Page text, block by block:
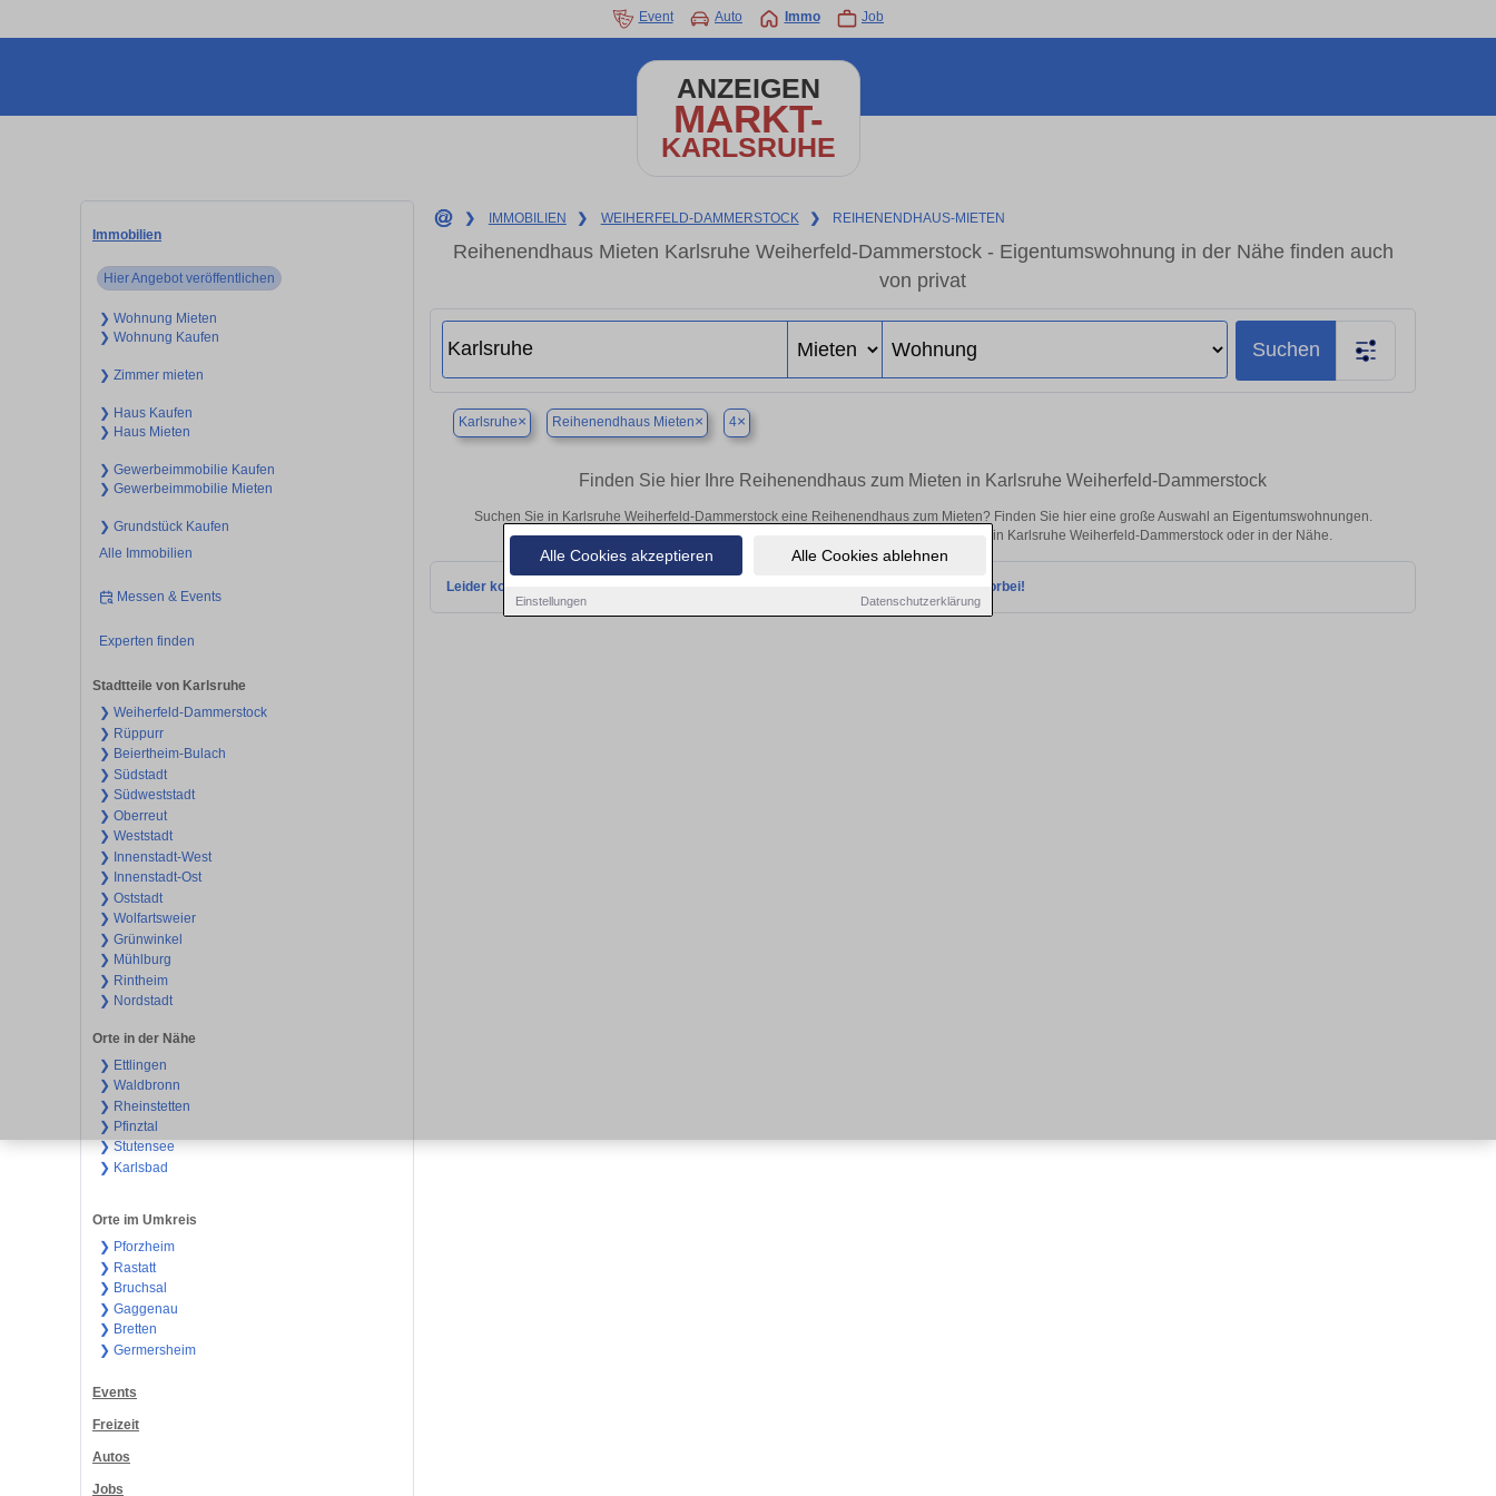
Alle Cookies akzeptieren Alle Cookies ablehnen
Einstellungen Datenschutzerklärung
Event Auto Immo Job
ANZEIGEN
MARKT-
KARLSRUHE
Immobilien
Hier Angebot veröffentlichen
❯ Wohnung Mieten
❯ Wohnung Kaufen
❯ Zimmer mieten
❯ Haus Kaufen
❯ Haus Mieten
❯ Gewerbeimmobilie Kaufen
❯ Gewerbeimmobilie Mieten
❯ Grundstück Kaufen
Alle Immobilien
Messen & Events
Experten finden
Stadtteile von Karlsruhe
❯ Weiherfeld-Dammerstock
❯ Rüppurr
❯ Beiertheim-Bulach
❯ Südstadt
❯ Südweststadt
❯ Oberreut
❯ Weststadt
❯ Innenstadt-West
❯ Innenstadt-Ost
❯ Oststadt
❯ Wolfartsweier
❯ Grünwinkel
❯ Mühlburg
❯ Rintheim
❯ Nordstadt
Orte in der Nähe
❯ Ettlingen
❯ Waldbronn
❯ Rheinstetten
❯ Pfinztal
❯ Stutensee
❯ Karlsbad
Orte im Umkreis
❯ Pforzheim
❯ Rastatt
❯ Bruchsal
❯ Gaggenau
❯ Bretten
❯ Germersheim
Events
Freizeit
Autos
Jobs
❯ IMMOBILIEN ❯ WEIHERFELD-DAMMERSTOCK ❯ REIHENENDHAUS-MIETEN
Reihenendhaus Mieten Karlsruhe Weiherfeld-Dammerstock - Eigentumswohnung in der Nähe finden auch
von privat
Suchen
Karlsruhe× Reihenendhaus Mieten× 4×
Finden Sie hier Ihre Reihenendhaus zum Mieten in Karlsruhe Weiherfeld-Dammerstock
Suchen Sie in Karlsruhe Weiherfeld-Dammerstock eine Reihenendhaus zum Mieten? Finden Sie hier eine große Auswahl an Eigentumswohnungen.
Egal, ob als Kapitalanlage oder zur Vermietung – hier finden Sie Ihre Immobilie in Karlsruhe Weiherfeld-Dammerstock oder in der Nähe.
Leider konnten wir derzeit keine passenden Objekte finden. Schauen Sie bald wieder vorbei!